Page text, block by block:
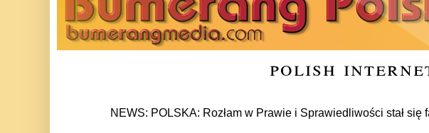
polish
NEWS: POLSKA: Rozłam w Prawie i Sprawiedliwości stał się